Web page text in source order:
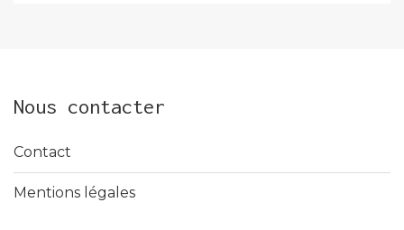
Nous contacter
Contact
Mentions légales